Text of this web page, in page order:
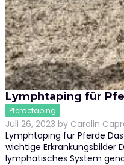
Lymphtaping für
Pferdetaping
Juli 26, 2023 by Carolin
Lymphtaping für Pferde
wichtige Erkrankungsbilder
lymphatisches System